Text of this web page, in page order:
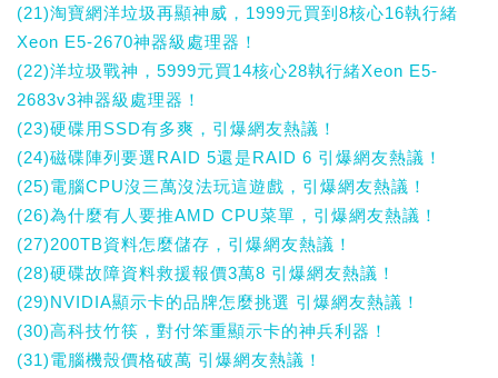
(21)淘寶網洋垃圾再顯神威，1999元買到8核心16執行緒
Xeon E5-2670神器級處理器！
(22)洋垃圾戰神，5999元買14核心28執行緒Xeon E5-
2683v3神器級處理器！
(23)硬碟用SSD有多爽，引爆網友熱議！
(24)磁碟陣列要選RAID 5還是RAID 6 引爆網友熱議！
(25)電腦CPU沒三萬沒法玩這遊戲，引爆網友熱議！
(26)為什麼有人要推AMD CPU菜單，引爆網友熱議！
(27)200TB資料怎麼儲存，引爆網友熱議！
(28)硬碟故障資料救援報價3萬8 引爆網友熱議！
(29)NVIDIA顯示卡的品牌怎麼挑選 引爆網友熱議！
(30)高科技竹筷，對付笨重顯示卡的神兵利器！
(31)電腦機殼價格破萬 引爆網友熱議！